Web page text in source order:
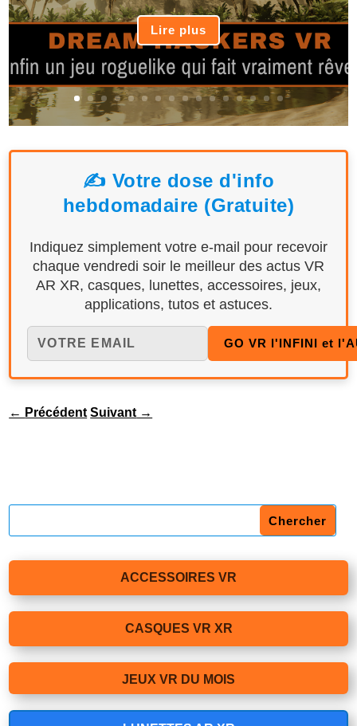
Lire plus
✍️ Votre dose d'info
hebdomadaire (Gratuite)
Indiquez simplement votre e-mail pour recevoir
chaque vendredi soir le meilleur des actus VR
AR XR, casques, lunettes, accessoires, jeux,
applications, tutos et astuces.
← Précédent Suivant →
ACCESSOIRES VR
CASQUES VR XR
JEUX VR DU MOIS